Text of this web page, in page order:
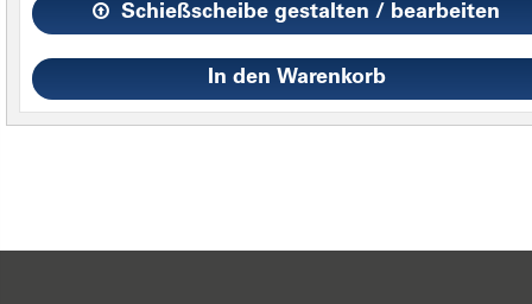
Schießscheibe gestalten / bearbeiten